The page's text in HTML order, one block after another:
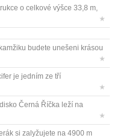
o celkové výšce 33,8 m,
★
budete unešeni krásou
★
je jedním ze tří
★
Černá Říčka leží na
★
si zalyžujete na 4900 m